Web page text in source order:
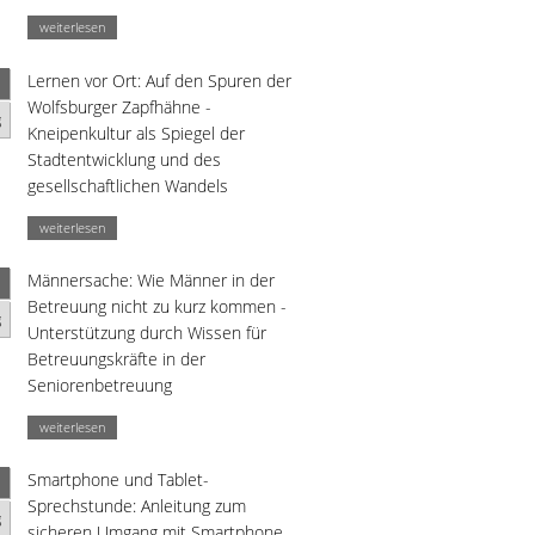
weiterlesen
Lernen vor Ort: Auf den Spuren der
Wolfsburger Zapfhähne -
Kneipenkultur als Spiegel der
Stadtentwicklung und des
gesellschaftlichen Wandels
weiterlesen
Männersache: Wie Männer in der
Betreuung nicht zu kurz kommen -
Unterstützung durch Wissen für
Betreuungskräfte in der
Seniorenbetreuung
weiterlesen
Smartphone und Tablet-
Sprechstunde: Anleitung zum